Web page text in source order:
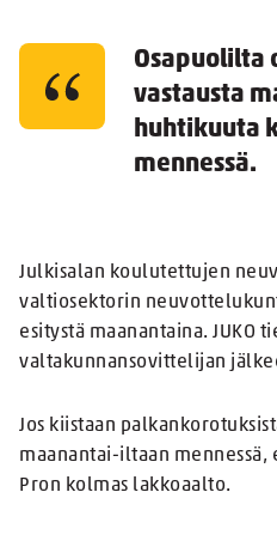
Osapuolilta
vastausta
huhtikuuta
mennessä.
Julkisalan koulutettujen
valtiosektorin
esitystä maanantaina. JUKO
valtakunnansovittelijan
Jos kiistaan
maanantai-iltaan mennessä,
Pron kolmas lakkoaalto.